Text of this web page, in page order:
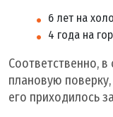
6 лет на
4 года на
Соответственно,
плановую
его приходилось